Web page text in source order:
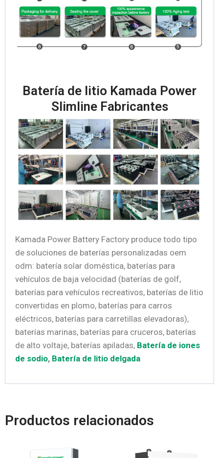
Batería de litio Kamada Power
Slimline Fabricantes
Kamada Power Battery Factory produce todo tipo
de soluciones de baterías personalizadas oem
odm: batería solar doméstica, baterías para
vehículos de baja velocidad (baterías de golf,
baterías para vehículos recreativos, baterías de litio
convertidas en plomo, baterías para carros
eléctricos, baterías para carretillas elevadoras),
baterías marinas, baterías para cruceros, baterías
de alto voltaje, baterías apiladas, Batería de iones
de sodio, Batería de litio delgada
Productos relacionados